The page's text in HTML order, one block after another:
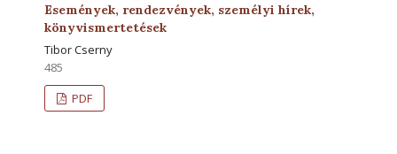
Események, rendezvények, személyi hírek,
könyvismertetések
Tibor Cserny
485
PDF